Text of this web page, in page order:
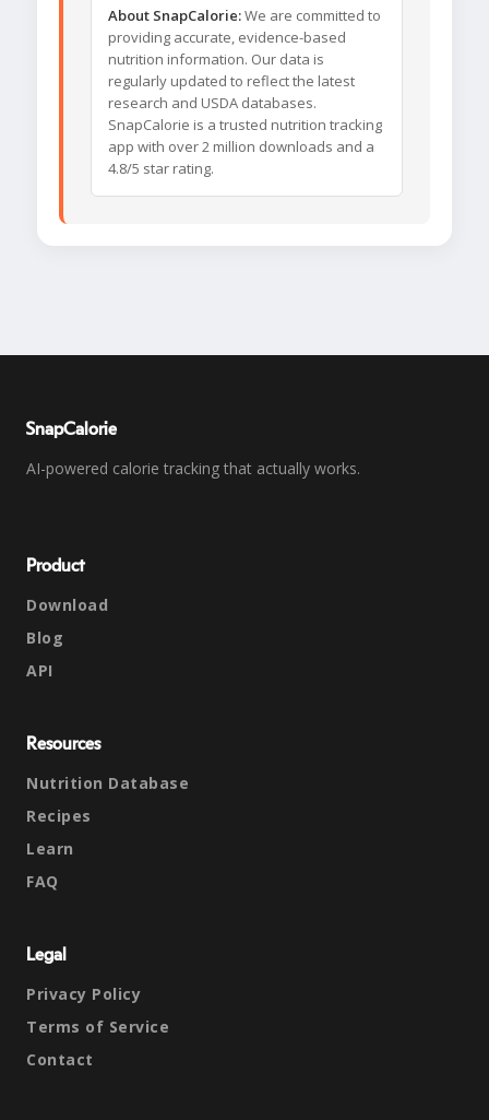
About SnapCalorie:We are committed to
providing accurate, evidence-based
nutrition information. Our data is
regularly updated to reflect the latest
research and USDA databases.
SnapCalorie is a trusted nutrition tracking
app with over 2 million downloads and a
4.8/5 star rating.
SnapCalorie
AI-powered calorie tracking that actually works.
Product
Download
Blog
API
Resources
Nutrition Database
Recipes
Learn
FAQ
Legal
Privacy Policy
Terms of Service
Contact